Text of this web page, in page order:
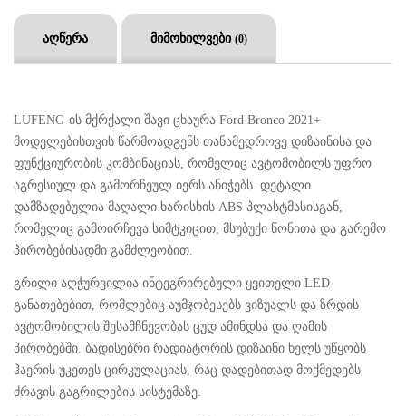
აღწერა მიმოხილვები (0)
LUFENG-ის მქრქალი შავი ცხაურა Ford Bronco 2021+
მოდელებისთვის წარმოადგენს თანამედროვე დიზაინისა და
ფუნქციურობის კომბინაციას, რომელიც ავტომობილს უფრო
აგრესიულ და გამორჩეულ იერს ანიჭებს. დეტალი
დამზადებულია მაღალი ხარისხის ABS პლასტმასისგან,
რომელიც გამოირჩევა სიმტკიცით, მსუბუქი წონითა და გარემო
პირობებისადმი გამძლეობით.
გრილი აღჭურვილია ინტეგრირებული ყვითელი LED
განათებებით, რომლებიც აუმჯობესებს ვიზუალს და ზრდის
ავტომობილის შესამჩნევობას ცუდ ამინდსა და ღამის
პირობებში. ბადისებრი რადიატორის დიზაინი ხელს უწყობს
ჰაერის უკეთეს ცირკულაციას, რაც დადებითად მოქმედებს
ძრავის გაგრილების სისტემაზე.